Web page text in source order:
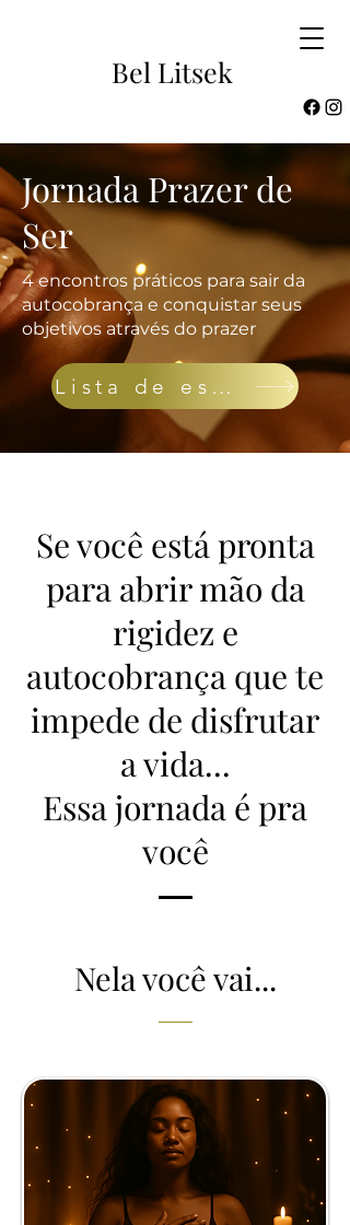
Bel Litsek
Jornada Prazer de
Ser
4 encontros práticos para sair da
autocobrança e conquistar seus
objetivos através do prazer
Lista de espera
Se você está pronta
para abrir mão da
rigidez e
autocobrança que te
impede de disfrutar
a vida...
Essa jornada é pra
você
Nela você vai...